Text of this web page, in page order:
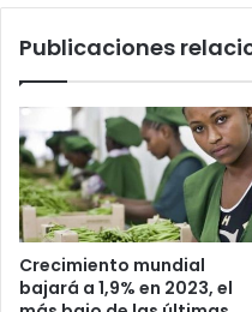
Publicaciones
Crecimiento mundial
bajará a 1,9% en 2023, el